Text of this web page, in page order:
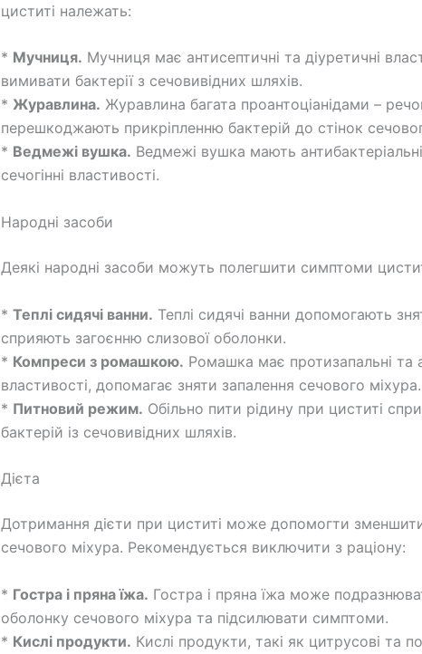
циститі належать:
* Мучниця. Мучниця має антисептичні та діуретичні
вимивати бактерії з сечовивідних шляхів.
* Журавлина. Журавлина багата проантоціанідами –
перешкоджають прикріпленню бактерій до стінок
* Ведмежі вушка. Ведмежі вушка мають
сечогінні властивості.
Народні засоби
Деякі народні засоби можуть полегшити симптоми
* Теплі сидячі ванни. Теплі сидячі ванни допомогають
сприяють загоєнню слизової оболонки.
* Компреси з ромашкою. Ромашка має протизапальні та
властивості, допомагає зняти запалення сечового міхура.
* Питновий режим. Обільно пити рідину при циститі
бактерій із сечовивідних шляхів.
Дієта
Дотримання дієти при циститі може допомогти
сечового міхура. Рекомендується виключити з раціону:
* Гостра і пряна їжа. Гостра і пряна їжа може
оболонку сечового міхура та підсилювати симптоми.
* Кислі продукти. Кислі продукти, такі як цитрусові та